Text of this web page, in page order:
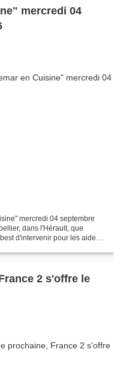
mercredi 04
mercredi 04 septembre
dans l'Hérault, que
d'intervenir pour les aider à
2 s'offre le